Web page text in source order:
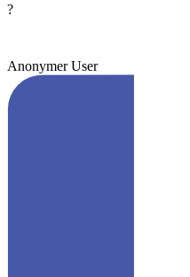
?
Anonymer User